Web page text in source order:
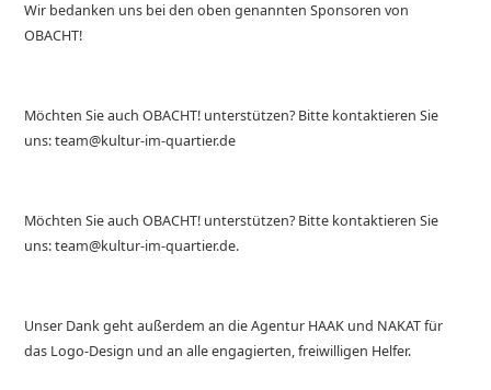
Wir bedanken uns bei den oben genannten Sponsoren von
OBACHT!
Möchten Sie auch OBACHT! unterstützen? Bitte kontaktieren Sie
uns: team@kultur-im-quartier.de
Möchten Sie auch OBACHT! unterstützen? Bitte kontaktieren Sie
uns: team@kultur-im-quartier.de.
Unser Dank geht außerdem an die Agentur HAAK und NAKAT für
das Logo-Design und an alle engagierten, freiwilligen Helfer.